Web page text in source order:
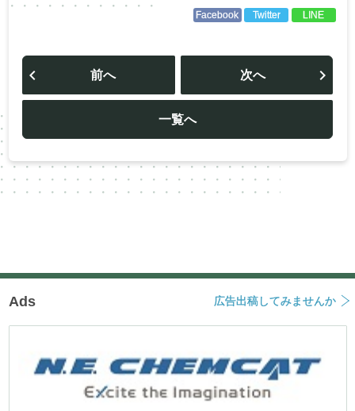
Facebook Twitter LINE
投
ビ
ー
シ
ョ
前へ
一覧へ
次へ
Ads 広告出稿してみませんか